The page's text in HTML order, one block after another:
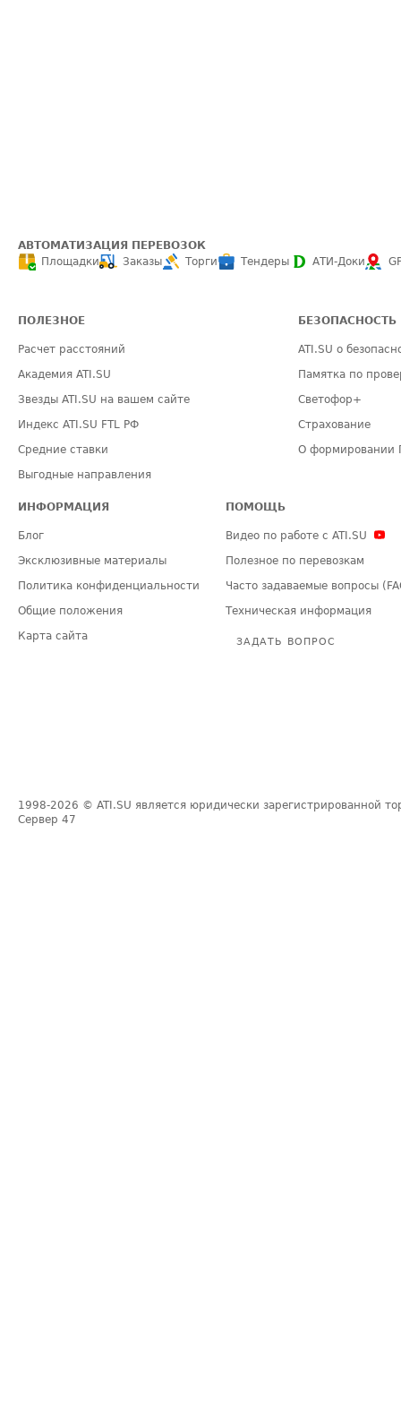
АВТОМАТИЗАЦИЯ ПЕРЕВОЗОК
Площадки
Заказы Торги Тендеры АТИ-Доки
ПОЛЕЗНОЕ
Расчет расстояний
Академия ATI.SU
Звезды ATI.SU на вашем сайте
Индекс ATI.SU FTL РФ
Средние ставки
Выгодные направления
БЕЗОПАСНОСТЬ
ATI.SU о
Памятка по
Светофор+
Страхование
О формировании
ИНФОРМАЦИЯ
Блог
Эксклюзивные материалы
Политика конфиденциальности
Общие положения
Карта сайта
ПОМОЩЬ
Видео по работе с ATI.SU
Полезное по перевозкам
Часто задаваемые вопросы
Техническая информация
ЗАДАТЬ ВОПРОС
1998-2026 © ATI.SU является юридически зарегистрированной
Сервер 47